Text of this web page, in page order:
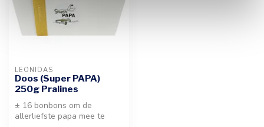
LEONIDAS
Doos (Super PAPA)
250g Pralines
± 16 bonbons om de
allerliefste papa mee te